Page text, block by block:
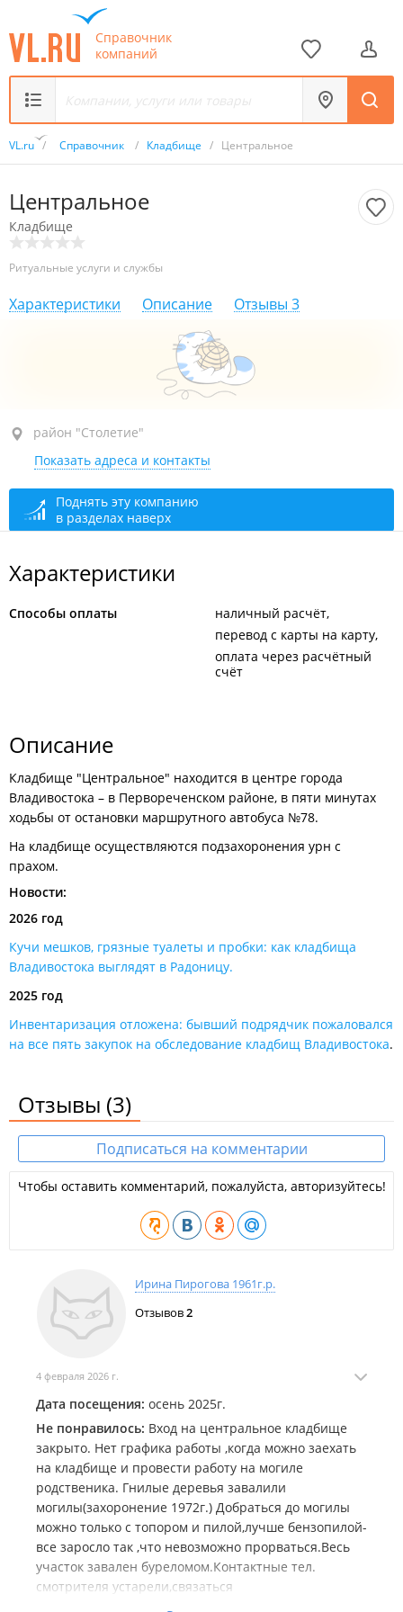
Справочник
компаний
VL.ru / Справочник / Кладбище / Центральное
Центральное
Кладбище
Ритуальные услуги и службы
Характеристики Описание Отзывы 3
район "Столетие", ул. Вострецова, 45 стр. 2
Посещение открыто, закроется через 17 мин.
район "Столетие"
Показать адреса и контакты
Поднять эту компанию
в разделах наверх
Характеристики
Способы оплаты
наличный расчёт
перевод с карты на карту
оплата через расчётный
счёт
Описание
Кладбище "Центральное" находится в центре города
Владивостока – в Первореченском районе, в пяти минутах
ходьбы от остановки маршрутного автобуса №78.
На кладбище осуществляются подзахоронения урн с
прахом.
Новости:
2026 год
Кучи мешков, грязные туалеты и пробки: как кладбища
Владивостока выглядят в Радоницу.
2025 год
Инвентаризация отложена: бывший подрядчик пожаловался
на все пять закупок на обследование кладбищ Владивостока.
Отзывы (3)
Подписаться на комментарии
Чтобы оставить комментарий, пожалуйста, авторизуйтесь!
Ирина Пирогова 1961г.р.
Отзывов2
4 февраля 2026 г.
Дата посещения: осень 2025г.
Не понравилось: Вход на центральное кладбище
закрыто. Нет графика работы ,когда можно заехать
на кладбище и провести работу на могиле
родственика. Гнилые деревья завалили
могилы(захоронение 1972г.) Добраться до могилы
можно только с топором и пилой,лучше бензопилой-
все заросло так ,что невозможно прорваться.Весь
участок завален буреломом.Контактные тел.
смотрителя устарели,связаться